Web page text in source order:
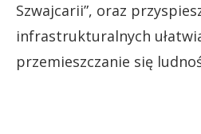
Szwajcarii”, oraz
infrastrukturalnych
przemieszczanie się